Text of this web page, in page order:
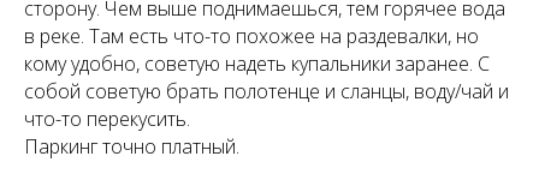
сторону. Чем выше поднимаешься, тем горячее вода
в реке. Там есть что-то похожее на раздевалки, но
кому удобно, советую надеть купальники заранее. С
собой советую брать полотенце и сланцы, воду/чай и
что-то перекусить.
Паркинг точно платный.